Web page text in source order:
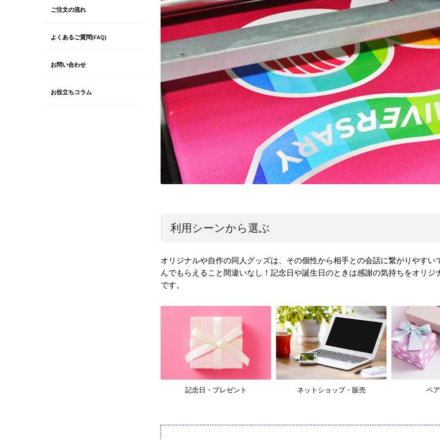
利用シーンから選ぶ
オリジナルや自作の同人グッズは、その個性から相手との会話に繋がりやす
んでもらえること間違いなし！記念日や誕生日のときは感謝の気持ちをオリ
です。
記念日・プレゼント ネットショップ・販売 ペ
ご注文の流れ
よくあるご質問(FAQ)
お問い合わせ
お役立ちコラム